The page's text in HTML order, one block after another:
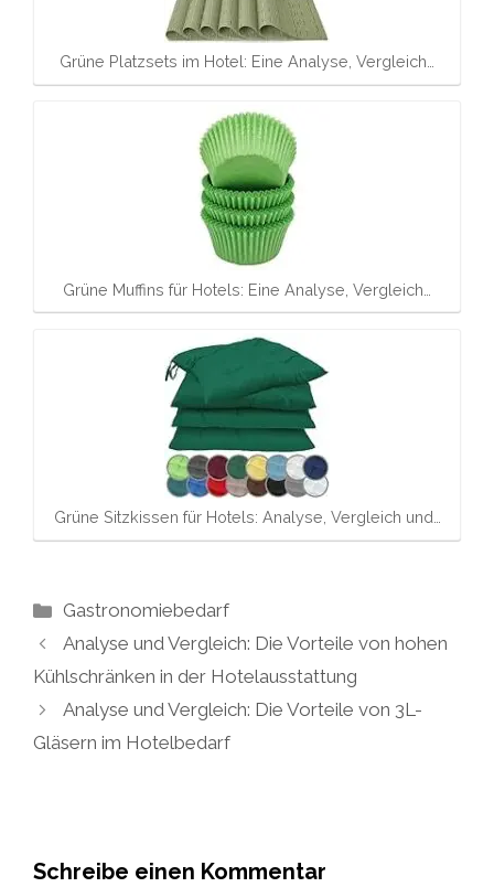
Grüne Platzsets im Hotel: Eine Analyse, Vergleich…
Grüne Muffins für Hotels: Eine Analyse, Vergleich…
Grüne Sitzkissen für Hotels: Analyse, Vergleich und…
Kategorien
Gastronomiebedarf
Analyse und Vergleich: Die Vorteile von hohen
Kühlschränken in der Hotelausstattung
Analyse und Vergleich: Die Vorteile von 3L-
Gläsern im Hotelbedarf
Schreibe einen Kommentar